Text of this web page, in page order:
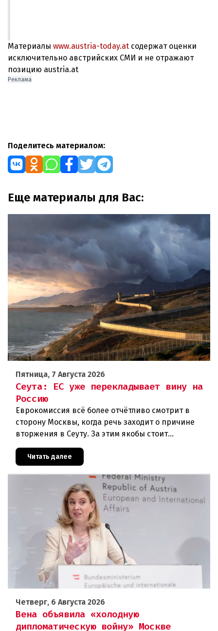
Материалы www.austria-today.at содержат оценки
исключительно австрийских СМИ и не отражают
позицию austria.at
Реклама
Поделитесь материалом:
Еще материалы для Вас:
Пятница, 7 Августа 2026
Сеута: ЕС уже перекладывает вину на
Россию
Еврокомиссия всё более отчётливо смотрит в
сторону Москвы, когда речь заходит о причине
вторжения в Сеуту. За этим якобы стоит
дней около 72 000 человек п
Читать далее
Четверг, 6 Августа 2026
Вена объявила «холодную
дипломатическую войну» Москве